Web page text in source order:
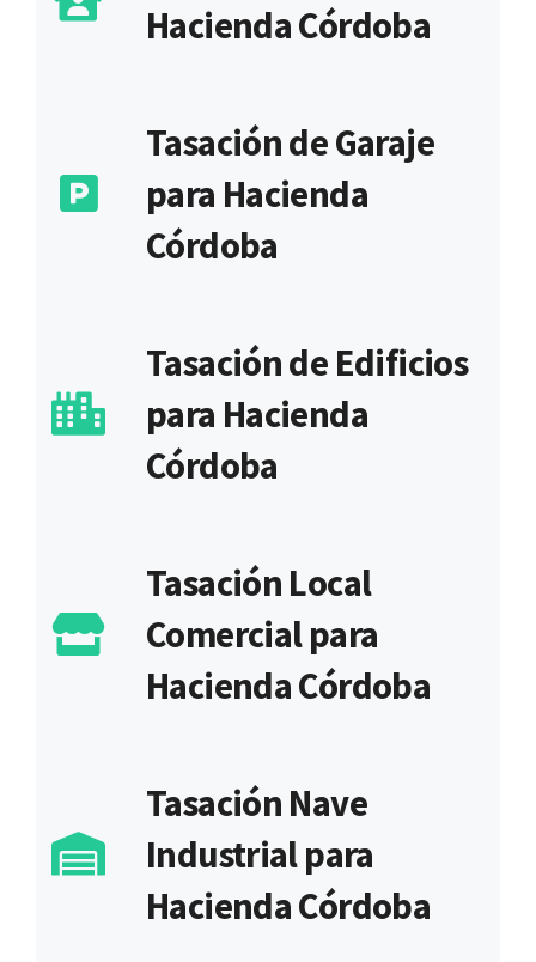
Hacienda Córdoba
Tasación de Garaje
para Hacienda
Córdoba
Tasación de Edificios
para Hacienda
Córdoba
Tasación Local
Comercial para
Hacienda Córdoba
Tasación Nave
Industrial para
Hacienda Córdoba